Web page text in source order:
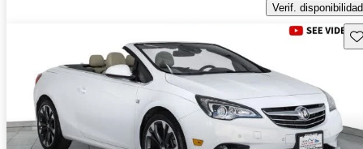
Verif. disponibilidad